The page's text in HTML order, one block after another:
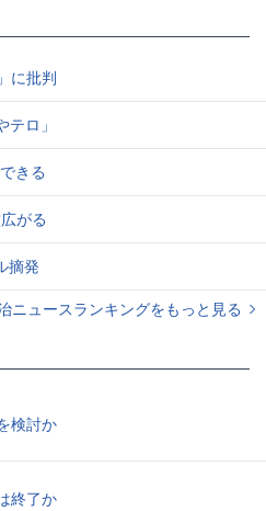
に批判
ロ」
きる
がる
摘発
ニュースランキングをもっと見る
検討か
終了か